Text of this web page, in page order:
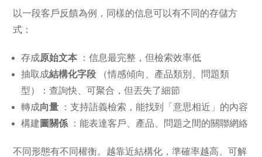
以一段客戶反饋為例，同樣的信息可以有不同的存儲方
式：
存成原始文本 ：信息最完整，但檢索效率低
抽取成結構化字段 （情感傾向、產品類別、問題類
型）：查詢快、可聚合，但丟失了細節
轉成向量 ：支持語義檢索，能找到「意思相近」的內容
構建 圖關係 ：能表達客戶、產品、問題之間的關聯網絡
不同形態有不同權衡。越靠近結構化，準確率越高、可解